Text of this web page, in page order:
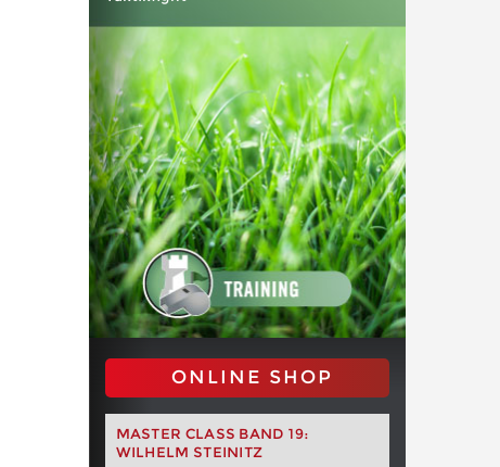
ONLINE SHOP
MASTER CLASS BAND 19:
WILHELM STEINITZ